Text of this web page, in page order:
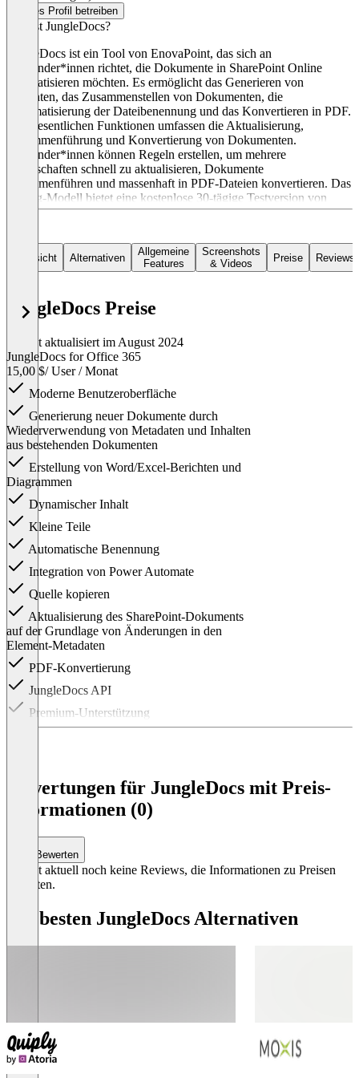
Dieses Profil betreiben
Was ist JungleDocs?
JungleDocs ist ein Tool von EnovaPoint, das sich an
Anwender*innen richtet, die Dokumente in SharePoint Online
automatisieren möchten. Es ermöglicht das Generieren von
Berichten, das Zusammenstellen von Dokumenten, die
Automatisierung der Dateibenennung und das Konvertieren in PDF.
Die wesentlichen Funktionen umfassen die Aktualisierung,
Zusammenführung und Konvertierung von Dokumenten.
Anwender*innen können Regeln erstellen, um mehrere
Eigenschaften schnell zu aktualisieren, Dokumente
zusammenführen und massenhaft in PDF-Dateien konvertieren. Das
Pricing-Modell bietet eine kostenlose 30-tägige Testversion von
JungleDocs. Für weitere Preisinformationen wird empfohlen, das
Übersicht Alternativen
Allgemeine
Features
Screenshots
& Videos
Preise Reviews
JungleDocs Preise
Zuletzt aktualisiert im August 2024
JungleDocs for Office 365
15,00 $/ User / Monat
Moderne Benutzeroberfläche
Generierung neuer Dokumente durch
Wiederverwendung von Metadaten und Inhalten
aus bestehenden Dokumenten
Erstellung von Word/Excel-Berichten und
Diagrammen
Dynamischer Inhalt
Kleine Teile
Automatische Benennung
Integration von Power Automate
Quelle kopieren
Aktualisierung des SharePoint-Dokuments
auf der Grundlage von Änderungen in den
Element-Metadaten
PDF-Konvertierung
JungleDocs API
Premium-Unterstützung
Bewertungen für JungleDocs mit Preis-
Informationen (0)
Bewerten
Es gibt aktuell noch keine Reviews, die Informationen zu Preisen
enthalten.
Die besten JungleDocs Alternativen